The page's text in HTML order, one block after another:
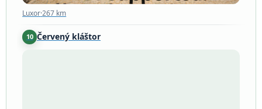
Luxor·267 km
10 Červený kláštor